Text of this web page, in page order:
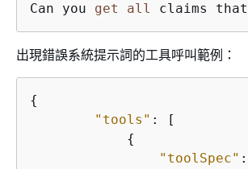
Can you get all claims
出現錯誤系統提示詞的工具呼叫範例：
{
"tools" : [
{
"toolSpec" :